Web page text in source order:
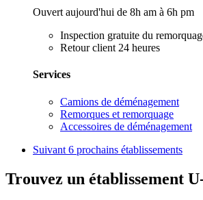
Ouvert aujourd'hui de 8h am à 6h pm
Inspection gratuite du
Retour client 24 heures
Services
Camions de déménagement
Remorques et remorquage
Accessoires de déménagement
Suivant 6 prochains établissements
Trouvez un établissement